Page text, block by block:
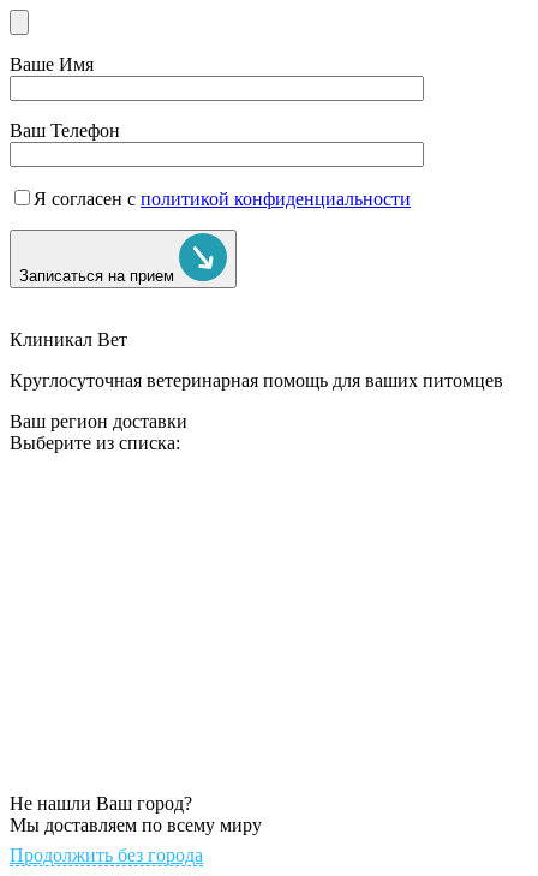
Ваше Имя
Ваш Телефон
Я согласен с политикой конфиденциальности
Записаться на прием
Клиникал Вет
Круглосуточная ветеринарная помощь для ваших питомцев
Ваш регион доставки
Выберите из списка:
Не нашли Ваш город?
Мы доставляем по всему миру
Продолжить без города